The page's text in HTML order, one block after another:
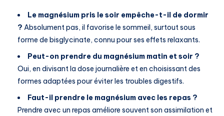
Le magnésium pris le soir empêche-t-il de dormir
? Absolument pas, il favorise le sommeil, surtout sous
forme de bisglycinate, connu pour ses effets relaxants.
Peut-on prendre du magnésium matin et soir ?
Oui, en divisant la dose journalière et en choisissant des
formes adaptées pour éviter les troubles digestifs.
Faut-il prendre le magnésium avec les repas ?
Prendre avec un repas améliore souvent son assimilation et